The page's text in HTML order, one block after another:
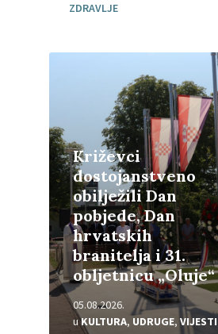
ZDRAVLJE
Križevci
dostojanstveno
obilježili Dan
pobjede, Dan
hrvatskih
branitelja i 31.
obljetnicu „Oluje“
05.08.2026.
uKULTURA, UDRUGE, VIJESTI
Pročitajte